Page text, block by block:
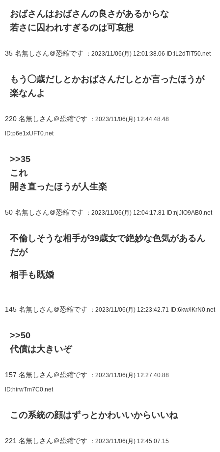
おばさんはおばさんの良さがあるからな
若さに囚われすぎるのは可哀想
35 名無しさん＠恐縮です ：2023/11/06(月) 12:01:38.06 ID:lL2dTlT50.net
もう◯歳だしとかおばさんだしとか言ったほうが
楽なんよ
220 名無しさん＠恐縮です ：2023/11/06(月) 12:44:48.48
ID:p6e1xUFT0.net
>>35
これ
開き直ったほうが人生楽
50 名無しさん＠恐縮です ：2023/11/06(月) 12:04:17.81 ID:njJlO9AB0.net
不倫しそうな相手が39歳女で絶妙な色気があるん
だが
相手も既婚
145 名無しさん＠恐縮です ：2023/11/06(月) 12:23:42.71 ID:6kw/IKrN0.net
>>50
代償は大きいぞ
157 名無しさん＠恐縮です ：2023/11/06(月) 12:27:40.88
ID:hirwTm7C0.net
この系統の顔はずっとかわいいからいいね
221 名無しさん＠恐縮です ：2023/11/06(月) 12:45:07.15